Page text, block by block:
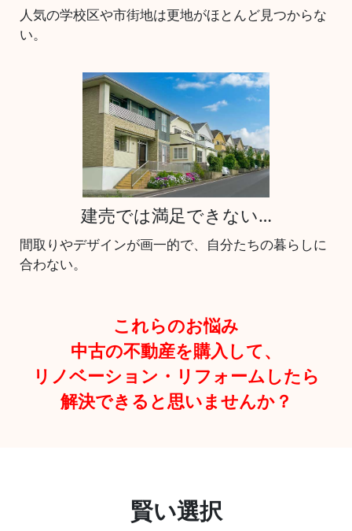
人気の学校区や市街地は更地がほとんど見つからな
い。
建売では満足できない…
間取りやデザインが画一的で、自分たちの暮らしに
合わない。
これらのお悩み
中古の不動産を購入して、
リノベーション・リフォームしたら
解決できると思いませんか？
賢い選択